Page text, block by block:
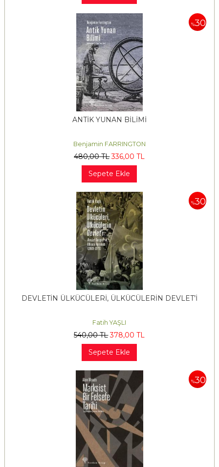
%30
ANTİK YUNAN BİLİMİ
Benjamin FARRINGTON
480,00TL 336,00 TL
Sepete Ekle
%30
DEVLETİN ÜLKÜCÜLERİ, ÜLKÜCÜLERİN DEVLET’İ
Fatih YAŞLI
540,00TL 378,00 TL
Sepete Ekle
%30